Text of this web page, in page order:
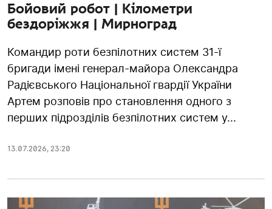
Бойовий робот | Кілометри
бездоріжжя | Мирноград
Командир роти безпілотних систем 31-ї
бригади імені генерал-майора Олександра
Радієвського Національної гвардії України
Артем розповів про становлення одного з
перших підрозділів безпілотних систем у...
13.07.2026, 23:20